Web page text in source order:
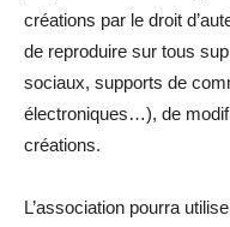
créations par le droit
de reproduire sur tous
sociaux, supports de
électroniques…), de
créations.
L’association pourra